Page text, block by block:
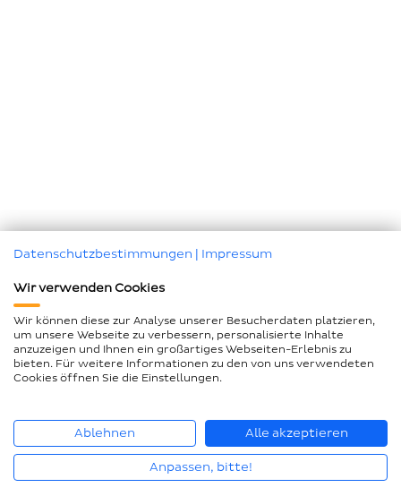
Datenschutzbestimmungen | Impressum
Wir verwenden Cookies
Wir können diese zur Analyse unserer Besucherdaten platzieren,
um unsere Webseite zu verbessern, personalisierte Inhalte
anzuzeigen und Ihnen ein großartiges Webseiten-Erlebnis zu
bieten. Für weitere Informationen zu den von uns verwendeten
Cookies öffnen Sie die Einstellungen.
Ablehnen Alle akzeptieren
Anpassen, bitte!